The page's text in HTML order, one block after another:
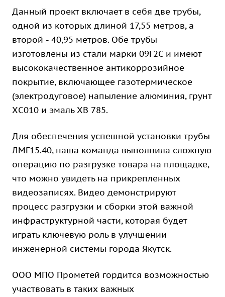
Данный проект включает в себя две трубы,
одной из которых длиной 17,55 метров, а
второй - 40,95 метров. Обе трубы
изготовлены из стали марки 09Г2С и имеют
высококачественное антикоррозийное
покрытие, включающее газотермическое
(электродуговое) напыление алюминия, грунт
ХС010 и эмаль ХВ 785.
Для обеспечения успешной установки трубы
ЛМГ15.40, наша команда выполнила сложную
операцию по разгрузке товара на площадке,
что можно увидеть на прикрепленных
видеозаписях. Видео демонстрируют
процесс разгрузки и сборки этой важной
инфраструктурной части, которая будет
играть ключевую роль в улучшении
инженерной системы города Якутск.
ООО МПО Прометей гордится возможностью
участвовать в таких важных